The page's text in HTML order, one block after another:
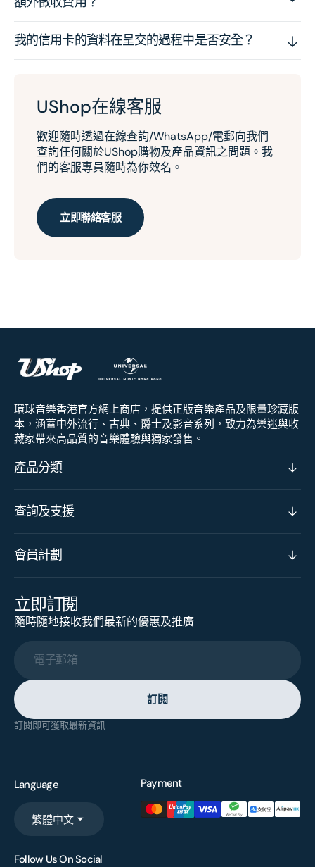
我的信用卡的資料在呈交的過程中是否安全？
UShop在線客服
歡迎隨時透過在線查詢/WhatsApp/電郵向我們
查詢任何關於UShop購物及產品資訊之問題。我
們的客服專員隨時為你效名。
立即聯絡客服
環球音樂香港官方網上商店，提供正版音樂產品及限量珍藏版
本，涵蓋中外流行、古典、爵士及影音系列，致力為樂迷與收
藏家帶來高品質的音樂體驗與獨家發售。
產品分類
查詢及支援
會員計劃
立即訂閱
隨時隨地接收我們最新的優惠及推廣
電子郵箱
訂閱
訂閱即可獲取最新資訊
Language
繁體中文
Payment
Follow Us On Social